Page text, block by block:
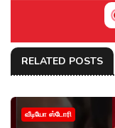
RELATED POSTS
வீடியோ ஸ்டோரி